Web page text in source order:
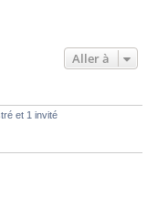
Aller à
et 1 invité